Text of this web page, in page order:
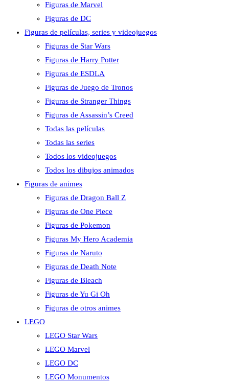
Figuras de Marvel
Figuras de DC
Figuras de películas, series y videojuegos
Figuras de Star Wars
Figuras de Harry Potter
Figuras de ESDLA
Figuras de Juego de Tronos
Figuras de Stranger Things
Figuras de Assassin’s Creed
Todas las películas
Todas las series
Todos los videojuegos
Todos los dibujos animados
Figuras de animes
Figuras de Dragon Ball Z
Figuras de One Piece
Figuras de Pokemon
Figuras My Hero Academia
Figuras de Naruto
Figuras de Death Note
Figuras de Bleach
Figuras de Yu Gi Oh
Figuras de otros animes
LEGO
LEGO Star Wars
LEGO Marvel
LEGO DC
LEGO Monumentos